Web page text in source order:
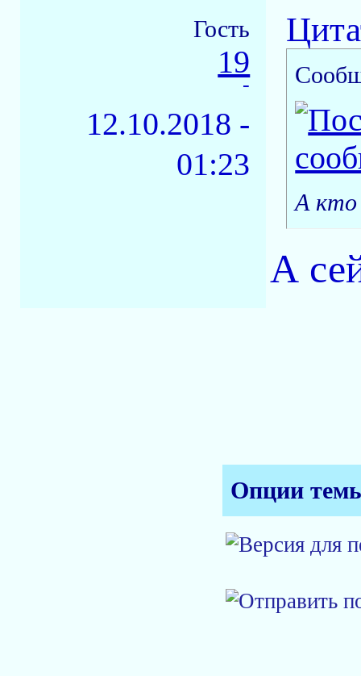
Гость
19
-
12.10.2018 -
01:23
А кто
А
Опции